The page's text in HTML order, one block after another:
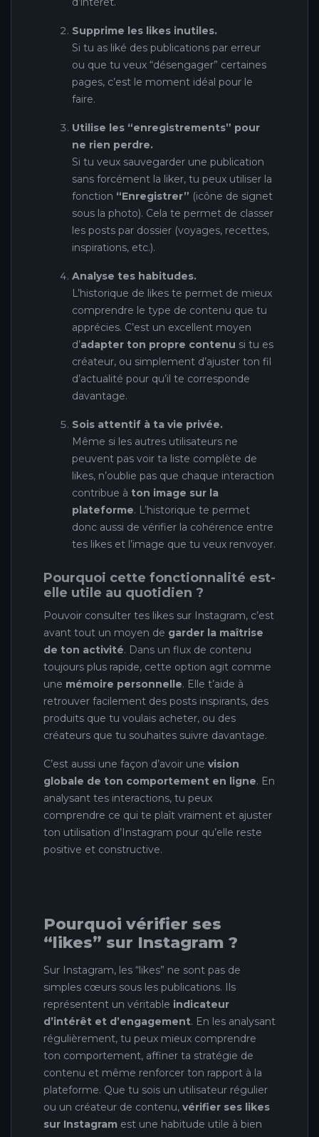
Supprime les likes inutiles.
Si tu as liké des publications par erreur
ou que tu veux “désengager” certaines
pages, c’est le moment idéal pour le
faire.
Utilise les “enregistrements” pour
ne rien perdre.
Si tu veux sauvegarder une publication
sans forcément la liker, tu peux utiliser la
fonction “Enregistrer” (icône de signet
sous la photo). Cela te permet de classer
les posts par dossier (voyages, recettes,
inspirations, etc.).
Analyse tes habitudes.
L’historique de likes te permet de mieux
comprendre le type de contenu que tu
apprécies. C’est un excellent moyen
d’adapter ton propre contenu si tu es
créateur, ou simplement d’ajuster ton fil
d’actualité pour qu’il te corresponde
davantage.
Sois attentif à ta vie privée.
Même si les autres utilisateurs ne
peuvent pas voir ta liste complète de
likes, n’oublie pas que chaque interaction
contribue à ton image sur la
plateforme. L’historique te permet
donc aussi de vérifier la cohérence entre
tes likes et l’image que tu veux renvoyer.
Pourquoi cette fonctionnalité est-
elle utile au quotidien ?
Pouvoir consulter tes likes sur Instagram, c’est
avant tout un moyen de garder la maîtrise
de ton activité. Dans un flux de contenu
toujours plus rapide, cette option agit comme
une mémoire personnelle. Elle t’aide à
retrouver facilement des posts inspirants, des
produits que tu voulais acheter, ou des
créateurs que tu souhaites suivre davantage.
C’est aussi une façon d’avoir une vision
globale de ton comportement en ligne. En
analysant tes interactions, tu peux
comprendre ce qui te plaît vraiment et ajuster
ton utilisation d’Instagram pour qu’elle reste
positive et constructive.
Pourquoi vérifier ses
“likes” sur Instagram ?
Sur Instagram, les “likes” ne sont pas de
simples cœurs sous les publications. Ils
représentent un véritable indicateur
d’intérêt et d’engagement. En les analysant
régulièrement, tu peux mieux comprendre
ton comportement, affiner ta stratégie de
contenu et même renforcer ton rapport à la
plateforme. Que tu sois un utilisateur régulier
ou un créateur de contenu, vérifier ses likes
sur Instagram est une habitude utile à bien